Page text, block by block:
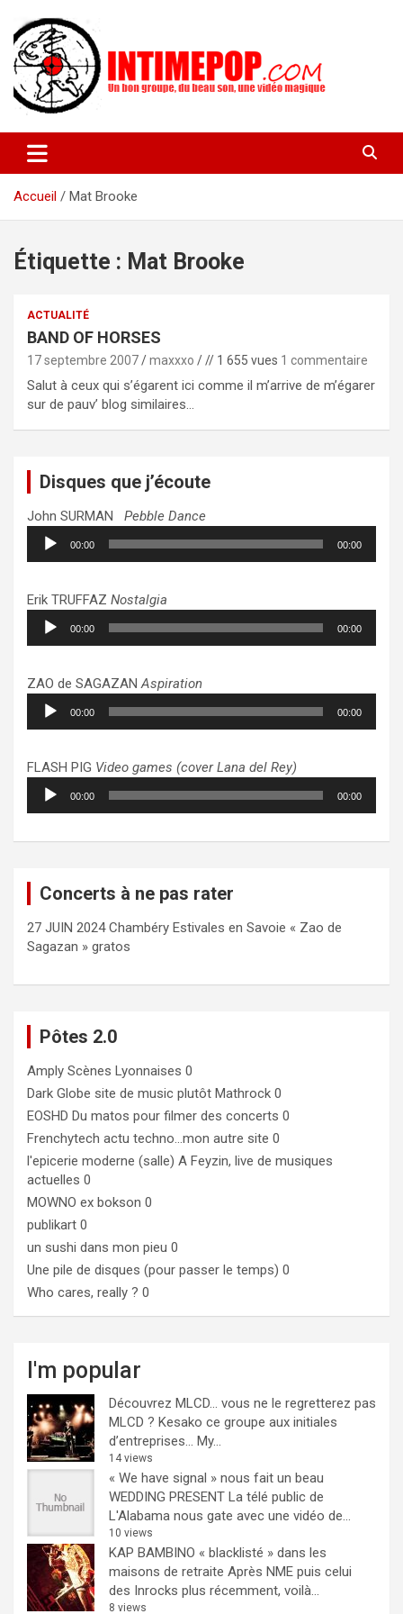
contenu
intimepop.com
actuelles pop rock, post-rock, indé sur Lyon. rock pop concert
lyon
Accueil
Mat Brooke
Étiquette : Mat Brooke
ACTUALITÉ
BAND OF HORSES
17 septembre 2007 maxxxo // 1 655 vues 1 commentaire
Salut à ceux qui s’égarent ici comme il m’arrive de m’égarer
sur de pauv’ blog similaires…
Disques que j’écoute
John SURMAN Pebble Dance
Lecteur
audio
00:00 00:00
Erik TRUFFAZ Nostalgia
Lecteur
audio
00:00 00:00
ZAO de SAGAZANAspiration
Lecteur
audio
00:00 00:00
FLASH PIG Video games (cover Lana del Rey)
Lecteur
audio
00:00 00:00
Concerts à ne pas rater
27 JUIN 2024 Chambéry Estivales en Savoie « Zao de
Sagazan » gratos
Pôtes 2.0
Amply Scènes Lyonnaises 0
Dark Globe site de music plutôt Mathrock 0
EOSHD Du matos pour filmer des concerts 0
Frenchytech actu techno…mon autre site 0
l'epicerie moderne (salle) A Feyzin, live de musiques
actuelles 0
MOWNO ex bokson 0
publikart 0
un sushi dans mon pieu 0
Une pile de disques (pour passer le temps) 0
Who cares, really ? 0
I'm popular
Découvrez MLCD… vous ne le regretterez pas
MLCD ? Kesako ce groupe aux initiales
d’entreprises… My...
14 views
« We have signal » nous fait un beau
WEDDING PRESENT La télé public de
L'Alabama nous gate avec une vidéo de...
10 views
KAP BAMBINO « blacklisté » dans les
maisons de retraite Après NME puis celui
des Inrocks plus récemment, voilà...
8 views